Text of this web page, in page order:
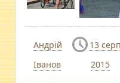
Андрій
Іванов
13
2015